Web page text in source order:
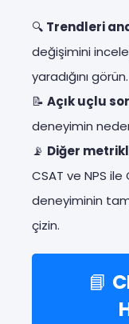
🔍 Trendleri
değişimini
yaradığını görün.
📝 Açık uçlu
deneyimin
📡 Diğer
CSAT ve NPS
deneyiminin
çizin.
📘